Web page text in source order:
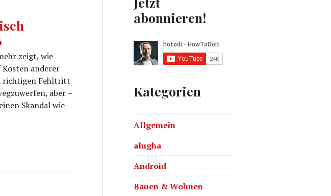
zeigt, wie
anderer
richtigen Fehltritt
aber –
Skandal wie
Lasagne ab – MSMM#16
abonnieren!
Kategorien
Allgemein
alugha
Android
Bauen & Wohnen